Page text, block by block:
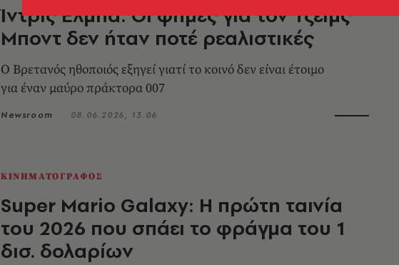
Ίντρις Έλμπα: Οι φήμες για τον Τζέιμς
Μποντ δεν ήταν ποτέ ρεαλιστικές
Ο Βρετανός ηθοποιός εξηγεί γιατί το κοινό δεν είναι έτοιμο
για έναν μαύρο πράκτορα 007
Newsroom 08.06.2026, 13:06
ΚΙΝΗΜΑΤΟΓΡΑΦΟΣ
Super Mario Galaxy: Η πρώτη ταινία
του 2026 που σπάει το φράγμα του 1
δισ. δολαρίων